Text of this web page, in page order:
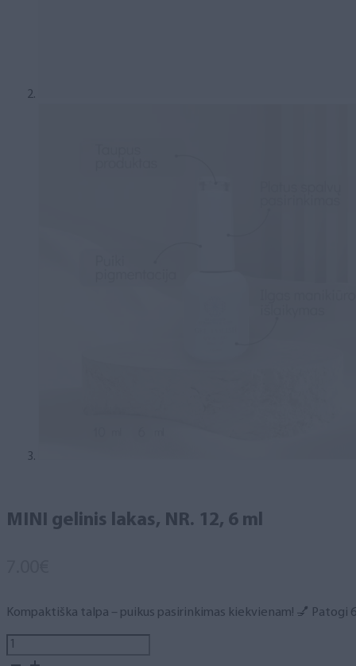
MINI gelinis lakas, NR. 12, 6 ml
Kompaktiška talpa – puikus pasirinkimas kiekvienam! 💅
produkto
kiekis: